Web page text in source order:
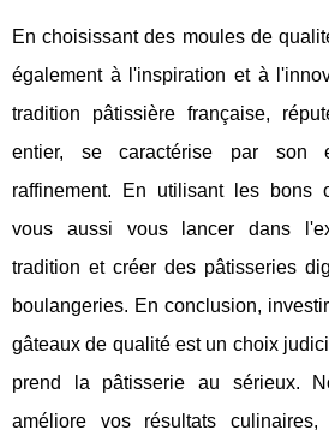
En choisissant des moules de
également à l'inspiration et à
tradition pâtissière française,
entier, se caractérise par son
raffinement. En utilisant les bons
vous aussi vous lancer dans
tradition et créer des pâtisseries
boulangeries. En conclusion,
gâteaux de qualité est un choix
prend la pâtisserie au sérieux.
améliore vos résultats